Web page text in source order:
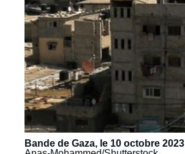
Bande de Gaza, le 10 octobre 2023